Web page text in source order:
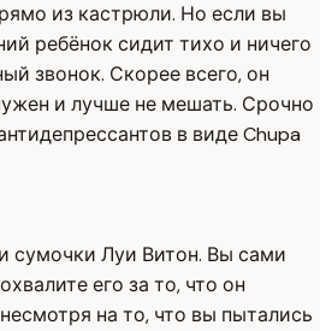
из кастрюли. Но если вы
ребёнок сидит тихо и ничего
звонок. Скорее всего, он
и лучше не мешать. Срочно
в виде Chupa
сумочки Луи Витон. Вы сами
его за то, что он
на то, что вы пытались